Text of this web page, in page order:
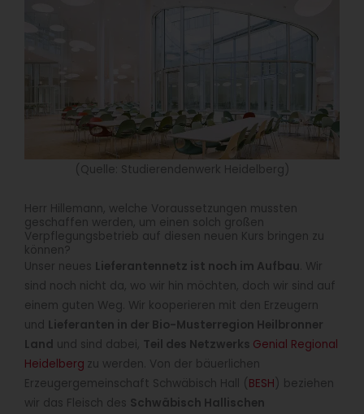
(Quelle: Studierendenwerk Heidelberg)
Herr Hillemann, welche Voraussetzungen mussten
geschaffen werden, um einen solch großen
Verpflegungsbetrieb auf diesen neuen Kurs bringen zu
können?
Unser neues Lieferantennetz ist noch im Aufbau . Wir
sind noch nicht da, wo wir hin möchten, doch wir sind auf
einem guten Weg. Wir kooperieren mit den Erzeugern
und Lieferanten in der Bio-Musterregion Heilbronner
Land und sind dabei, Teil des Netzwerks Genial Regional
Heidelberg zu werden. Von der bäuerlichen
Erzeugergemeinschaft Schwäbisch Hall ( BESH ) beziehen
wir das Fleisch des Schwäbisch Hallischen